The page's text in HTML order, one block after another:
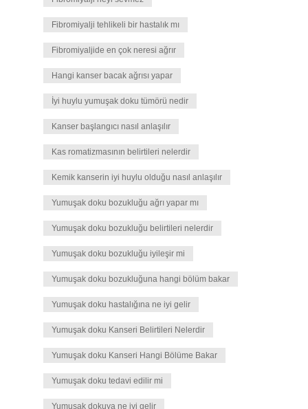
Fibromiyalji tehlikeli bir hastalık mı
Fibromiyaljide en çok neresi ağrır
Hangi kanser bacak ağrısı yapar
İyi huylu yumuşak doku tümörü nedir
Kanser başlangıcı nasıl anlaşılır
Kas romatizmasının belirtileri nelerdir
Kemik kanserin iyi huylu olduğu nasıl anlaşılır
Yumuşak doku bozukluğu ağrı yapar mı
Yumuşak doku bozukluğu belirtileri nelerdir
Yumuşak doku bozukluğu iyileşir mi
Yumuşak doku bozukluğuna hangi bölüm bakar
Yumuşak doku hastalığına ne iyi gelir
Yumuşak doku Kanseri Belirtileri Nelerdir
Yumuşak doku Kanseri Hangi Bölüme Bakar
Yumuşak doku tedavi edilir mi
Yumuşak dokuya ne iyi gelir